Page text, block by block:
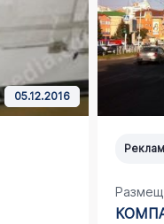
05.12.2016